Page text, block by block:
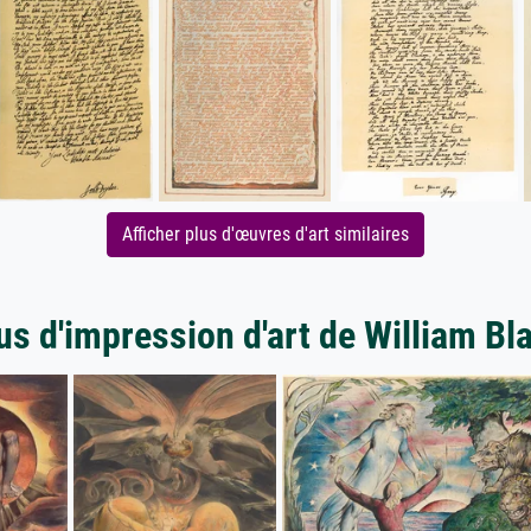
Afficher plus d'œuvres d'art similaires
d'impression d'art de William